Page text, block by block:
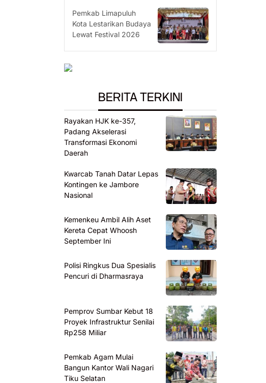
Pemkab Limapuluh
Kota Lestarikan Budaya
Lewat Festival 2026
BERITA TERKINI
Rayakan HJK ke-357,
Padang Akselerasi
Transformasi Ekonomi
Daerah
Kwarcab Tanah Datar Lepas
Kontingen ke Jambore
Nasional
Kemenkeu Ambil Alih Aset
Kereta Cepat Whoosh
September Ini
Polisi Ringkus Dua Spesialis
Pencuri di Dharmasraya
Pemprov Sumbar Kebut 18
Proyek Infrastruktur Senilai
Rp258 Miliar
Pemkab Agam Mulai
Bangun Kantor Wali Nagari
Tiku Selatan